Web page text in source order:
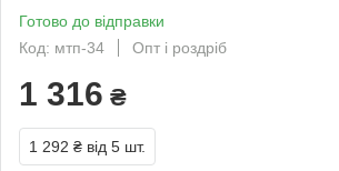
Готово до відправки
Код: мтп-34
Опт і роздріб
1 316 ₴
1 292 ₴ від 5 шт.